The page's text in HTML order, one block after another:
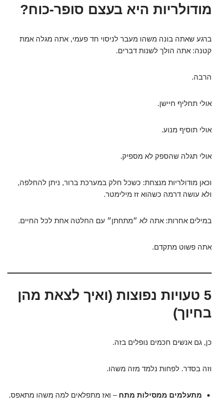
מודולריות היא בעצם סופר-כוח?
ברגע שאתה בונה משהו מעבר לניסוי חד פעמי, אתה מגלה אמת
קטנה: אתה הולך לשנות דברים.
הרבה.
אולי תחליף חיישן.
אולי תוסיף מנוע.
אולי תגלה שהספק לא מספיק.
וכאן מודולריות מנצחת: כשכל חלק במערכת ברור, ניתן להחלפה,
ולא עושה דרמה כשהוא זז מילימטר.
במילים אחרות: אתה לא ״מתחתן״ עם החלטה אחת לכל החיים.
אתה פשוט מתקדם.
5 טעויות נפוצות (ואיך לצאת מהן
בחיוך)
כן, גם אנשים חכמים נופלים בזה.
וזה בסדר. לפחות נלמד מזה משהו.
מתעלמים ממסילות מתח – ואז מתפלאים למה משהו מתאפס.